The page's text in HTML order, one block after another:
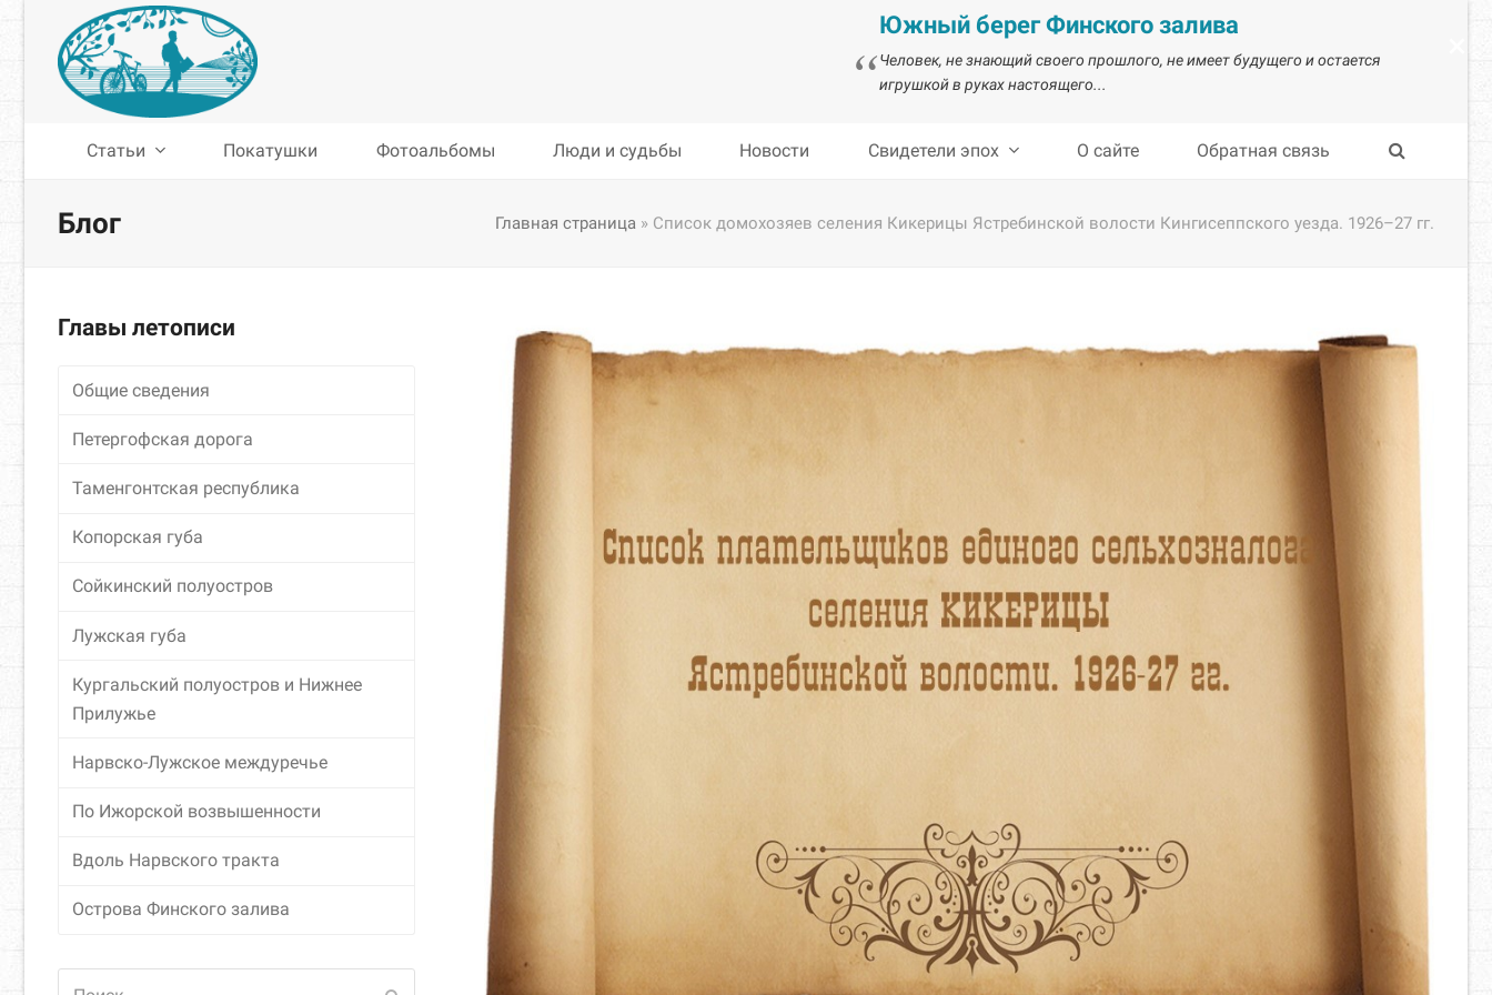
Южный берег Финского залива
Человек, не знающий своего прошлого, не имеет будущего и остается
игрушкой в руках настоящего...
Статьи Покатушки Фотоальбомы Люди и судьбы Новости Свидетели эпох О сайте Обратная связь
Блог Главная страница » Список домохозяев селения Кикерицы Ястребинской волости Кингисеппского уезда. 1926–27 гг.
Главы летописи
Общие сведения
Петергофская дорога
Таменгонтская республика
Копорская губа
Сойкинский полуостров
Лужская губа
Кургальский полуостров и Нижнее
Прилужье
Нарвско-Лужское междуречье
По Ижорской возвышенности
Вдоль Нарвского тракта
Острова Финского залива
функционирования
веб-сайта.
Статистика и
аналитика
Для того чтобы